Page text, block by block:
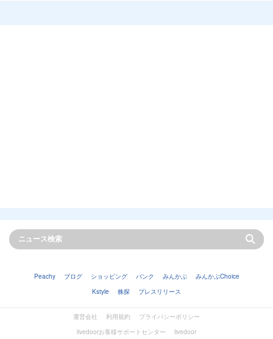
Peachy ブログ ショッピング バンク みんかぶ
みんかぶChoice
Kstyle
株探 プレスリリース
運営会社 利用規約
プライバシーポリシー
livedoorお客様サポートセンター
livedoor